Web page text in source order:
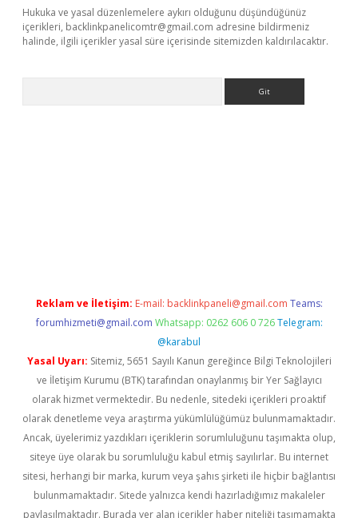
Hukuka ve yasal düzenlemelere aykırı olduğunu düşündüğünüz
içerikleri, backlinkpanelicomtr@gmail.com adresine bildirmeniz
halinde, ilgili içerikler yasal süre içerisinde sitemizden kaldırılacaktır.
Reklam ve İletişim: E-mail: backlinkpaneli@gmail.com Teams:
forumhizmeti@gmail.com Whatsapp: 0262 606 0 726 Telegram:
@karabul
Yasal Uyarı: Sitemiz, 5651 Sayılı Kanun gereğince Bilgi Teknolojileri
ve İletişim Kurumu (BTK) tarafından onaylanmış bir Yer Sağlayıcı
olarak hizmet vermektedir. Bu nedenle, sitedeki içerikleri proaktif
olarak denetleme veya araştırma yükümlülüğümüz bulunmamaktadır.
Ancak, üyelerimiz yazdıkları içeriklerin sorumluluğunu taşımakta olup,
siteye üye olarak bu sorumluluğu kabul etmiş sayılırlar. Bu internet
sitesi, herhangi bir marka, kurum veya şahıs şirketi ile hiçbir bağlantısı
bulunmamaktadır. Sitede yalnızca kendi hazırladığımız makaleler
paylaşılmaktadır. Burada yer alan içerikler haber niteliği taşımamakta